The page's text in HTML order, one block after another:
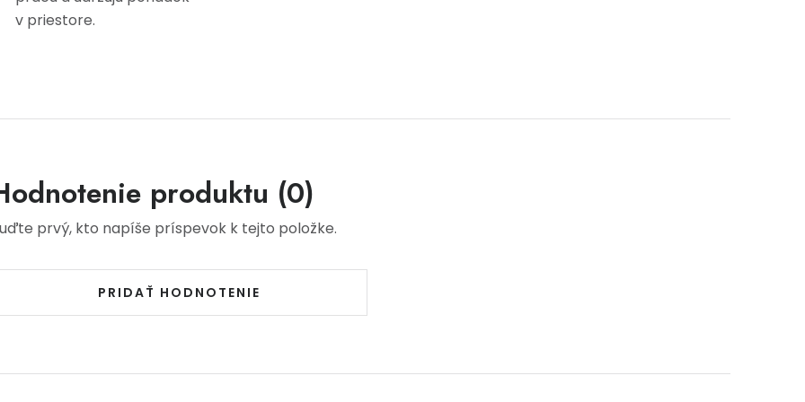
v priestore.
produktu (0)
prvý, kto napíše príspevok k tejto položke.
PRIDAŤ HODNOTENIE